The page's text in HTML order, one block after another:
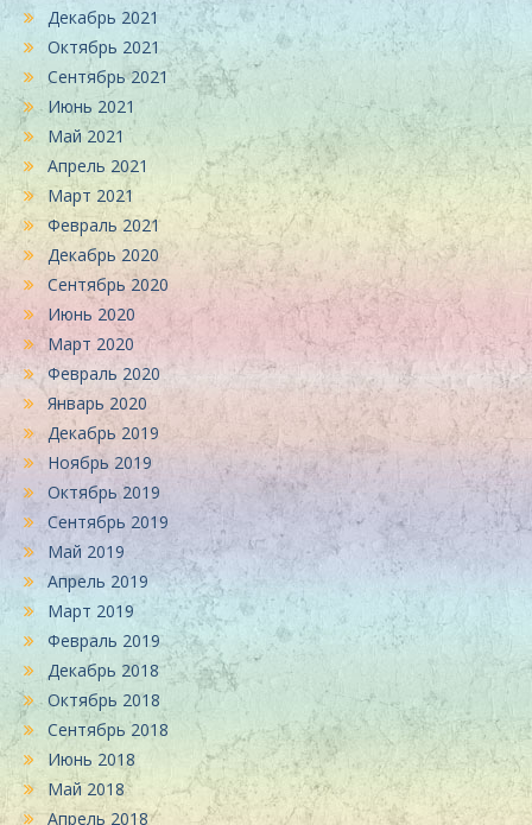
Декабрь 2021
Октябрь 2021
Сентябрь 2021
Июнь 2021
Май 2021
Апрель 2021
Март 2021
Февраль 2021
Декабрь 2020
Сентябрь 2020
Июнь 2020
Март 2020
Февраль 2020
Январь 2020
Декабрь 2019
Ноябрь 2019
Октябрь 2019
Сентябрь 2019
Май 2019
Апрель 2019
Март 2019
Февраль 2019
Декабрь 2018
Октябрь 2018
Сентябрь 2018
Июнь 2018
Май 2018
Апрель 2018